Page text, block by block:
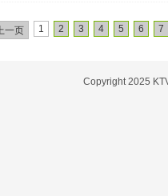
一页 1 2 3 4 5 6 7
Copyright 2025